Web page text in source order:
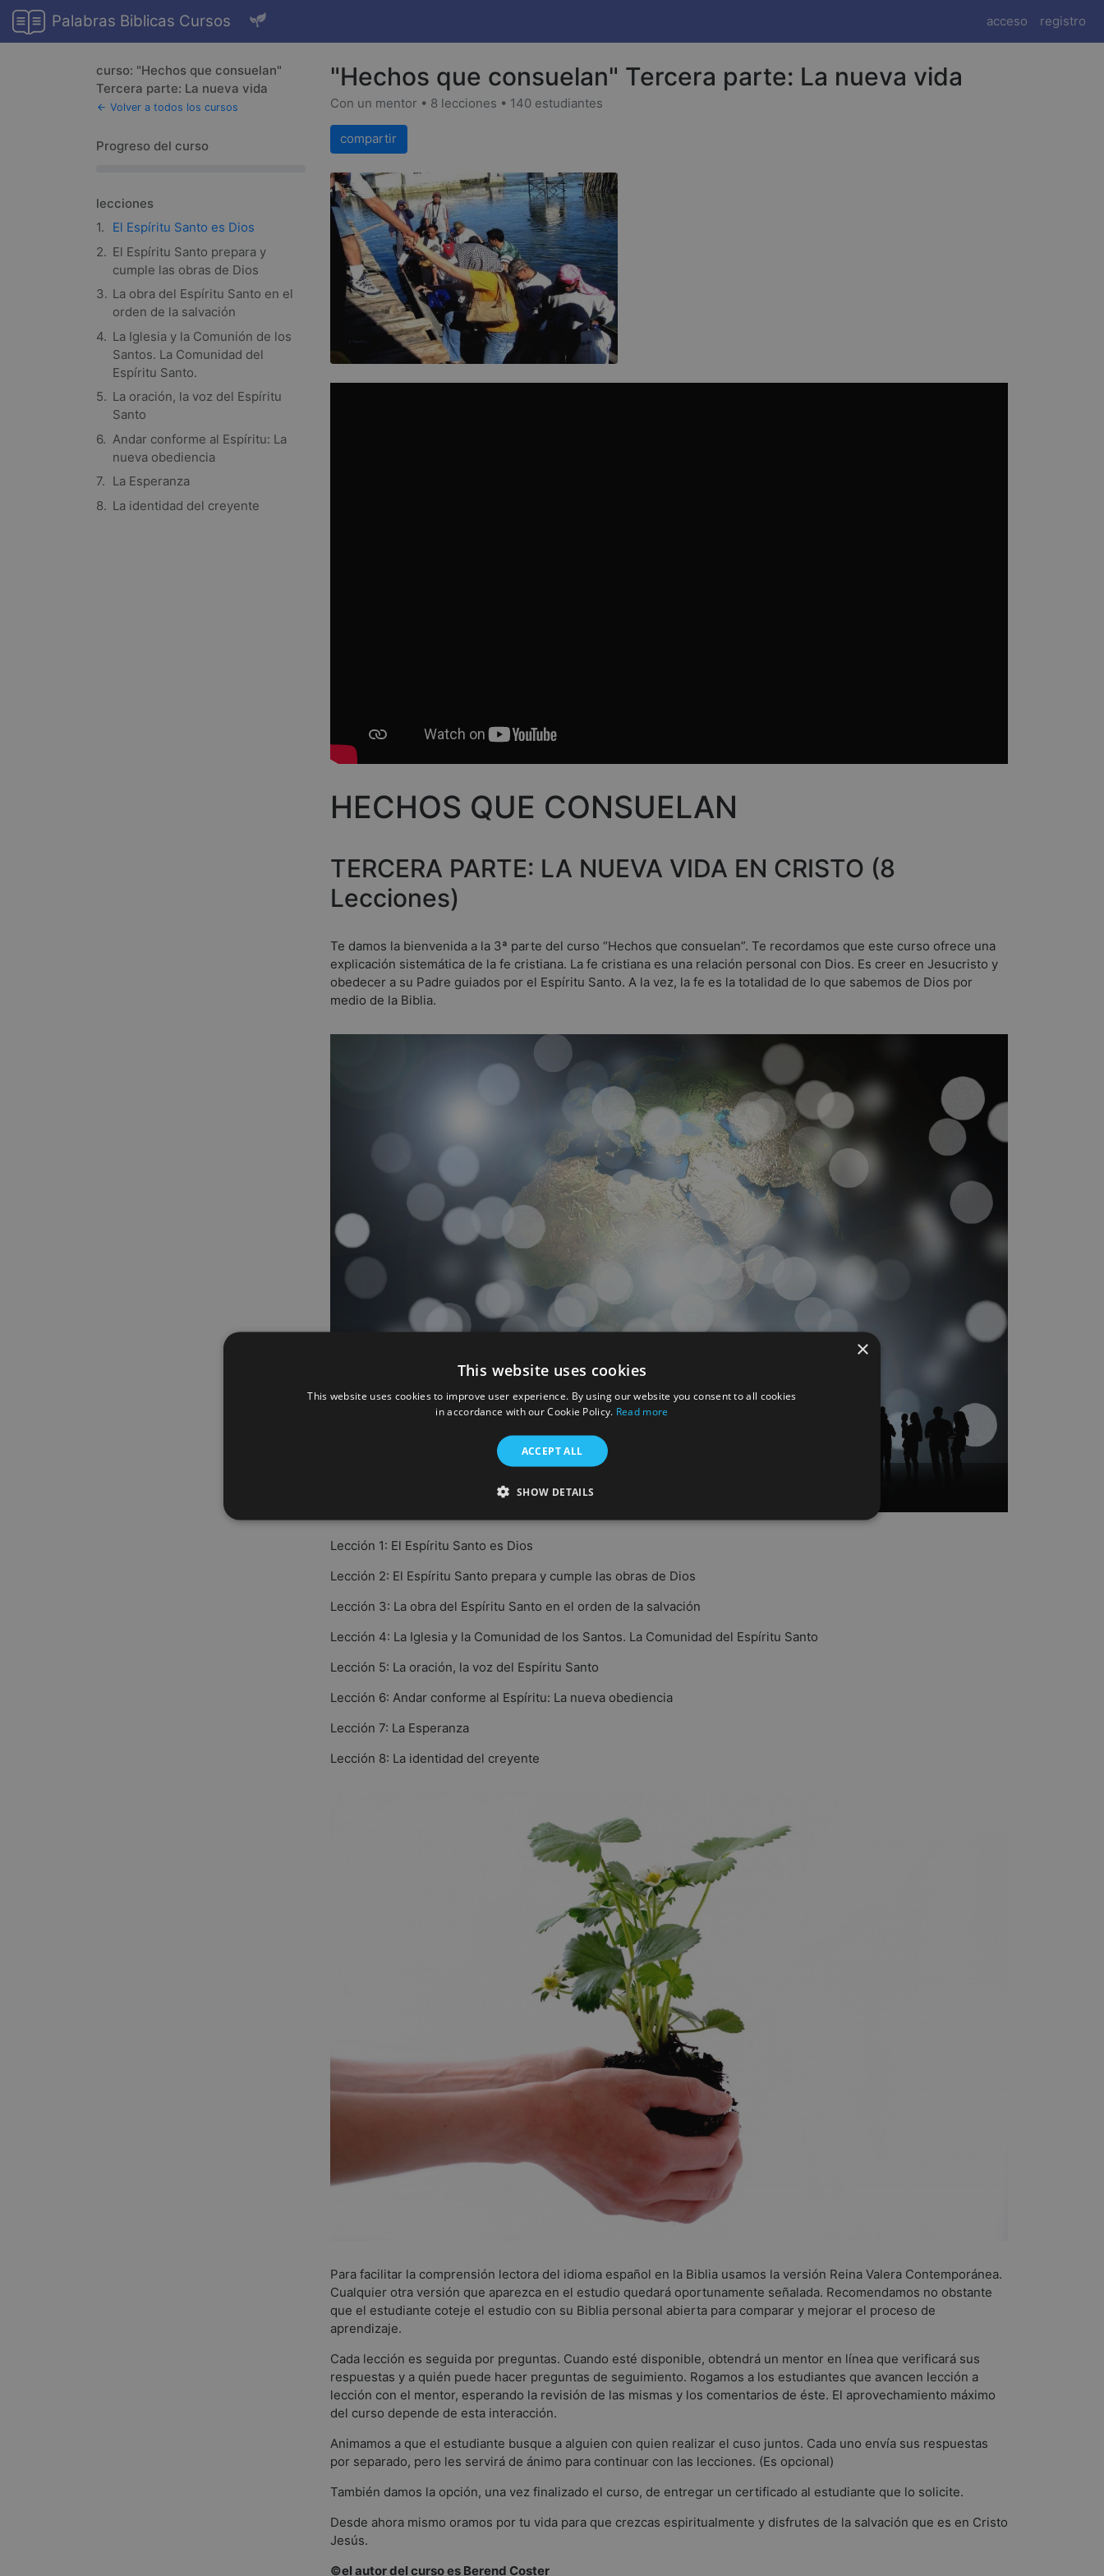
Palabras Biblicas Cursos acceso registro
curso: "Hechos que consuelan"
Tercera parte: La nueva vida
arrow_back Volver a todos los cursos
Progreso del curso
lecciones
El Espíritu Santo es Dios
El Espíritu Santo prepara y
cumple las obras de Dios
La obra del Espíritu Santo en el
orden de la salvación
La Iglesia y la Comunión de los
Santos. La Comunidad del
Espíritu Santo.
La oración, la voz del Espíritu
Santo
Andar conforme al Espíritu: La
nueva obediencia
La Esperanza
La identidad del creyente
"Hechos que consuelan" Tercera parte: La nueva vida
Con un mentor • 8 lecciones • 140 estudiantes
compartir
HECHOS QUE CONSUELAN
TERCERA PARTE: LA NUEVA VIDA EN CRISTO (8
Lecciones)
Te damos la bienvenida a la 3ª parte del curso “Hechos que consuelan”. Te recordamos que este curso ofrece una
explicación sistemática de la fe cristiana. La fe cristiana es una relación personal con Dios. Es creer en Jesucristo y
obedecer a su Padre guiados por el Espíritu Santo. A la vez, la fe es la totalidad de lo que sabemos de Dios por
medio de la Biblia.
Lección 1: El Espíritu Santo es Dios
Lección 2: El Espíritu Santo prepara y cumple las obras de Dios
Lección 3: La obra del Espíritu Santo en el orden de la salvación
Lección 4: La Iglesia y la Comunidad de los Santos. La Comunidad del Espíritu Santo
Lección 5: La oración, la voz del Espíritu Santo
Lección 6: Andar conforme al Espíritu: La nueva obediencia
Lección 7: La Esperanza
Lección 8: La identidad del creyente
Para facilitar la comprensión lectora del idioma español en la Biblia usamos la versión Reina Valera Contemporánea.
Cualquier otra versión que aparezca en el estudio quedará oportunamente señalada. Recomendamos no obstante
que el estudiante coteje el estudio con su Biblia personal abierta para comparar y mejorar el proceso de
aprendizaje.
Cada lección es seguida por preguntas. Cuando esté disponible, obtendrá un mentor en línea que verificará sus
respuestas y a quién puede hacer preguntas de seguimiento. Rogamos a los estudiantes que avancen lección a
lección con el mentor, esperando la revisión de las mismas y los comentarios de éste. El aprovechamiento máximo
del curso depende de esta interacción.
Animamos a que el estudiante busque a alguien con quien realizar el cuso juntos. Cada uno envía sus respuestas
por separado, pero les servirá de ánimo para continuar con las lecciones. (Es opcional)
También damos la opción, una vez finalizado el curso, de entregar un certificado al estudiante que lo solicite.
Desde ahora mismo oramos por tu vida para que crezcas espiritualmente y disfrutes de la salvación que es en Cristo
Jesús.
©el autor del curso es Berend Coster
×
This website uses cookies
This website uses cookies to improve user experience. By using our website you consent to all cookies
in accordance with our Cookie Policy. Read more
ACCEPT ALL
SHOW DETAILS